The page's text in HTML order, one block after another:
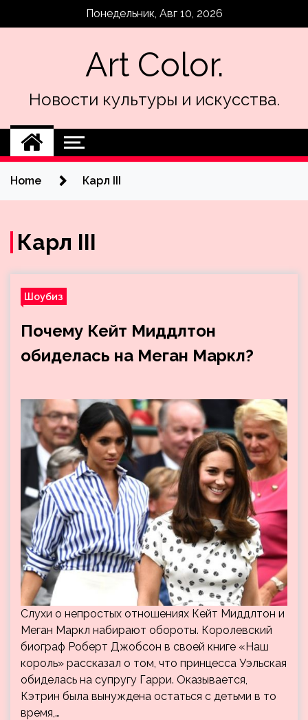
Понедельник, Авг 10, 2026
Art Color.
Новости культуры и искусства.
Home Карл III
Карл III
Шоубиз
Почему Кейт Миддлтон
обиделась на Меган Маркл?
Слухи о непростых отношениях Кейт Миддлтон и
Меган Маркл набирают обороты. Королевский
биограф Роберт Джобсон в своей книге «Наш
король» рассказал о том, что принцесса Уэльская
обиделась на супругу Гарри. Оказывается,
Кэтрин была вынуждена остаться с детьми в то
время,…